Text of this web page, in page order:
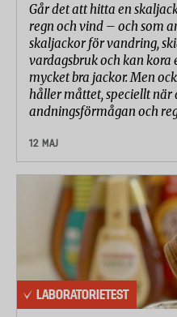
Går det att hitta en
regn och vind – och som
skaljackor för vandring,
vardagsbruk och kan
mycket bra jackor. Men
håller måttet, speciellt när
andningsförmågan och
12 MAJ
LABORATORIETEST